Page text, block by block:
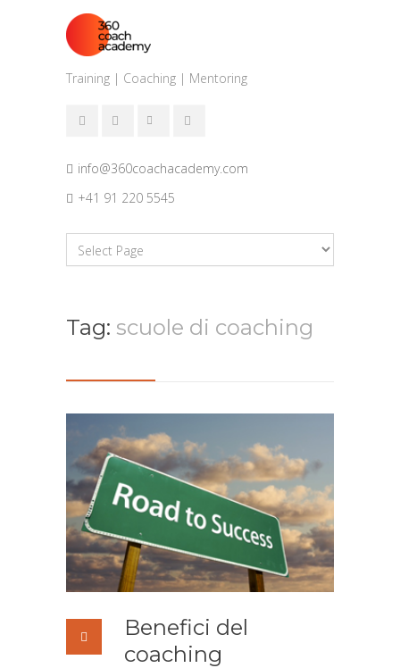
Training | Coaching | Mentoring
info@360coachacademy.com
+41 91 220 5545
Tag: scuole di coaching
Benefici del
coaching